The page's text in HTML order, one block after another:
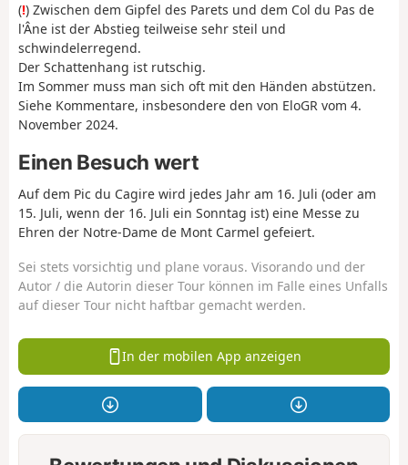
(!) Zwischen dem Gipfel des Parets und dem Col du Pas de
l'Âne ist der Abstieg teilweise sehr steil und
schwindelerregend.
Der Schattenhang ist rutschig.
Im Sommer muss man sich oft mit den Händen abstützen.
Siehe Kommentare, insbesondere den von EloGR vom 4.
November 2024.
Einen Besuch wert
Auf dem Pic du Cagire wird jedes Jahr am 16. Juli (oder am
15. Juli, wenn der 16. Juli ein Sonntag ist) eine Messe zu
Ehren der Notre-Dame de Mont Carmel gefeiert.
Sei stets vorsichtig und plane voraus. Visorando und der
Autor / die Autorin dieser Tour können im Falle eines Unfalls
auf dieser Tour nicht haftbar gemacht werden.
In der mobilen App anzeigen